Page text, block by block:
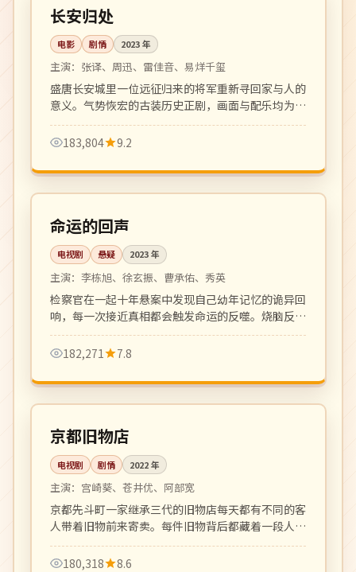
中国
长安归处
电影 剧情 2023年
主演： 张译、周迅、雷佳音、易烊千玺
盛唐长安城里一位远征归来的将军重新寻回家与人的
意义。气势恢宏的古装历史正剧，画面与配乐均为顶
级制作。
183,804
9.2
韩国
4K 更新至 12 集
命运的回声
电视剧 悬疑 2023年
主演： 李栋旭、徐玄振、曹承佑、秀英
检察官在一起十年悬案中发现自己幼年记忆的诡异回
响，每一次接近真相都会触发命运的反噬。烧脑反转
密集，悬疑迷必看的硬核韩剧。
182,271
7.8
日本
高分 全 12 集
京都旧物店
电视剧 剧情 2022年
主演： 宫崎葵、苍井优、阿部宽
京都先斗町一家继承三代的旧物店每天都有不同的客
人带着旧物前来寄卖。每件旧物背后都藏着一段人生
故事，温柔克制。
180,318
8.6